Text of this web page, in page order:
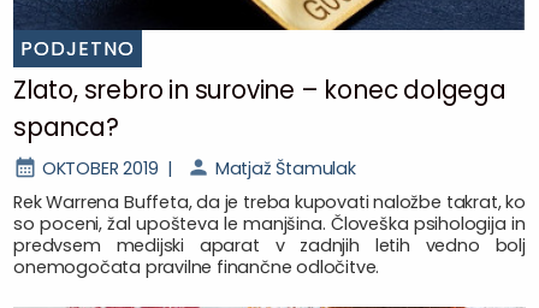
PODJETNO
Zlato, srebro in surovine – konec dolgega
spanca?
OKTOBER 2019 |
Matjaž Štamulak
Rek Warrena Buffeta, da je treba kupovati naložbe takrat, ko
so poceni, žal upošteva le manjšina. Človeška psihologija in
predvsem medijski aparat v zadnjih letih vedno bolj
onemogočata pravilne finančne odločitve.